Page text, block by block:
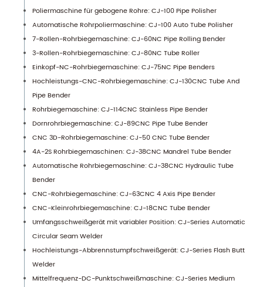
Poliermaschine für gebogene Rohre: CJ-100 Pipe Polisher
Automatische Rohrpoliermaschine: CJ-100 Auto Tube Polisher
7-Rollen-Rohrbiegemaschine: CJ-60NC Pipe Rolling Bender
3-Rollen-Rohrbiegemaschine: CJ-80NC Tube Roller
Einkopf-NC-Rohrbiegemaschine: CJ-75NC Pipe Benders
Hochleistungs-CNC-Rohrbiegemaschine: CJ-130CNC Tube And
Pipe Bender
Rohrbiegemaschine: CJ-114CNC Stainless Pipe Bender
Dornrohrbiegemaschine: CJ-89CNC Pipe Tube Bender
CNC 3D-Rohrbiegemaschine: CJ-50 CNC Tube Bender
4A-2S Rohrbiegemaschinen: CJ-38CNC Mandrel Tube Bender
Automatische Rohrbiegemaschine: CJ-38CNC Hydraulic Tube
Bender
CNC-Rohrbiegemaschine: CJ-63CNC 4 Axis Pipe Bender
CNC-Kleinrohrbiegemaschine: CJ-18CNC Tube Bender
Umfangsschweißgerät mit variabler Position: CJ-Series Automatic
Circular Seam Welder
Hochleistungs-Abbrennstumpfschweißgerät: CJ-Series Flash Butt
Welder
Mittelfrequenz-DC-Punktschweißmaschine: CJ-Series Medium